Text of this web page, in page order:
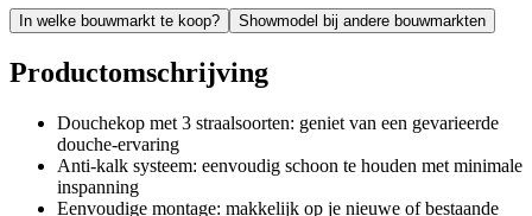
In welke bouwmarkt te koop? Showmodel bij andere bouwmarkten
Productomschrijving
Douchekop met 3 straalsoorten: geniet van een gevarieerde
douche-ervaring
Anti-kalk systeem: eenvoudig schoon te houden met minimale
inspanning
Eenvoudige montage: makkelijk op je nieuwe of bestaande